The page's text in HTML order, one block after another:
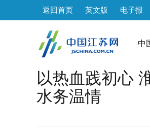
返回首页 英文版 电子报
中
以热血践初心
水务温情